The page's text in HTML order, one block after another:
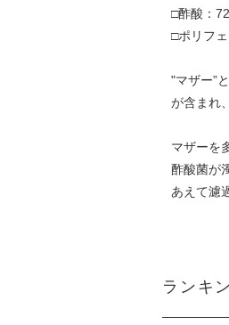
□酢酸：
□ポリフ
"マザー”
が含まれ
マザーを
酢酸菌が
あえて濾
ランキ